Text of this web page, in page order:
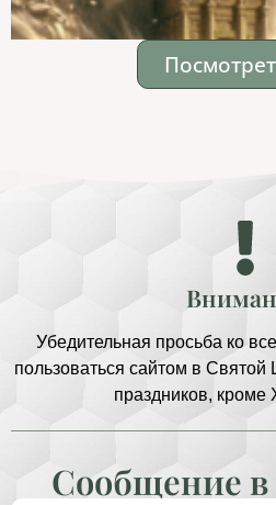
Убедительная просьба ко
пользоваться сайтом в
праздников, кроме
Сообщение